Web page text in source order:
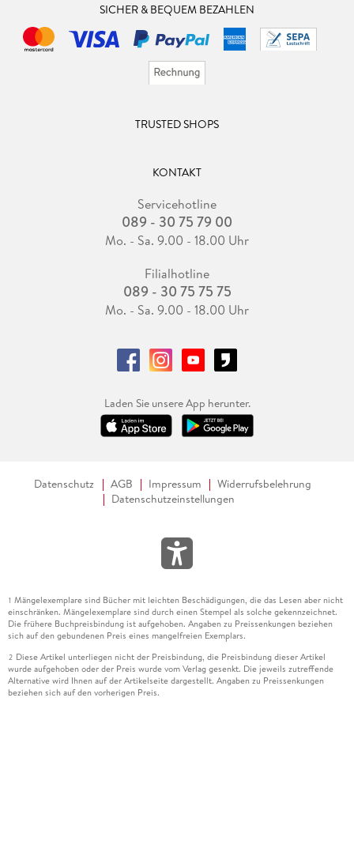
SICHER & BEQUEM BEZAHLEN
TRUSTED SHOPS
KONTAKT
Servicehotline
089 - 30 75 79 00
Mo. - Sa. 9.00 - 18.00 Uhr
Filialhotline
089 - 30 75 75 75
Mo. - Sa. 9.00 - 18.00 Uhr
Laden Sie unsere App herunter.
Datenschutz AGB Impressum
Widerrufsbelehrung
Datenschutzeinstellungen
1 Mängelexemplare sind Bücher mit leichten Beschädigungen, die das Lesen aber nicht
einschränken. Mängelexemplare sind durch einen Stempel als solche gekennzeichnet.
Die frühere Buchpreisbindung ist aufgehoben. Angaben zu Preissenkungen beziehen
sich auf den gebundenen Preis eines mangelfreien Exemplars.
2 Diese Artikel unterliegen nicht der Preisbindung, die Preisbindung dieser Artikel
wurde aufgehoben oder der Preis wurde vom Verlag gesenkt. Die jeweils zutreffende
Alternative wird Ihnen auf der Artikelseite dargestellt. Angaben zu Preissenkungen
beziehen sich auf den vorherigen Preis.